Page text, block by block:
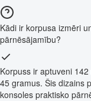
Kādi ir korpusa izmēri
pārnēsājamību?
Korpuss ir aptuveni
45 gramus. Šis dizains
konsoles praktisko